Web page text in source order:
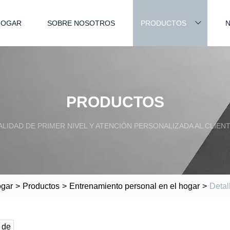
SOBRE NOSOTROS PRODUCTOS
PRODUCTOS
DE PRIMER NIVEL Y ATENCIÓN PERSONALIZADA AL
> Productos > Entrenamiento personal en el hogar >